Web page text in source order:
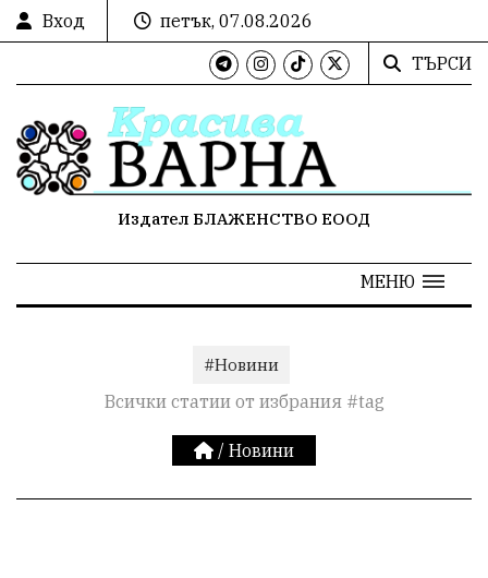
Вход
петък, 07.08.2026
ТЪРСИ
Издател БЛАЖЕНСТВО ЕООД
МЕНЮ
#Новини
Всички статии от избрания #tag
/ Новини